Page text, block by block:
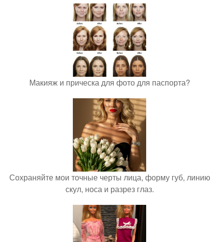
Макияж и прическа для фото для паспорта?
Сохраняйте мои точные черты лица, форму губ, линию
скул, носа и разрез глаз.